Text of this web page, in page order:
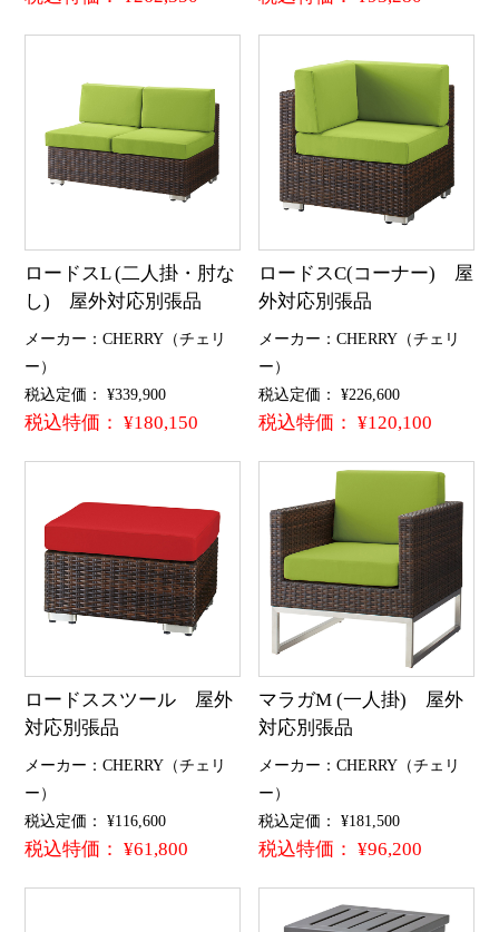
ロードスL (二人掛・肘な
し) 屋外対応別張品
メーカー：CHERRY（チェリ
ー）
税込定価： ¥339,900
税込特価： ¥180,150
ロードスC(コーナー) 屋
外対応別張品
メーカー：CHERRY（チェリ
ー）
税込定価： ¥226,600
税込特価： ¥120,100
ロードススツール 屋外
対応別張品
メーカー：CHERRY（チェリ
ー）
税込定価： ¥116,600
税込特価： ¥61,800
マラガM (一人掛) 屋外
対応別張品
メーカー：CHERRY（チェリ
ー）
税込定価： ¥181,500
税込特価： ¥96,200